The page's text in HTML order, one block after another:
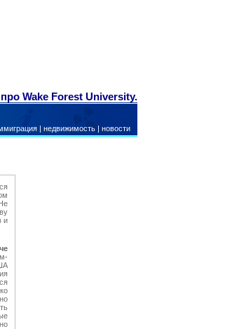
Wake Forest University.
| недвижимость | новости
и